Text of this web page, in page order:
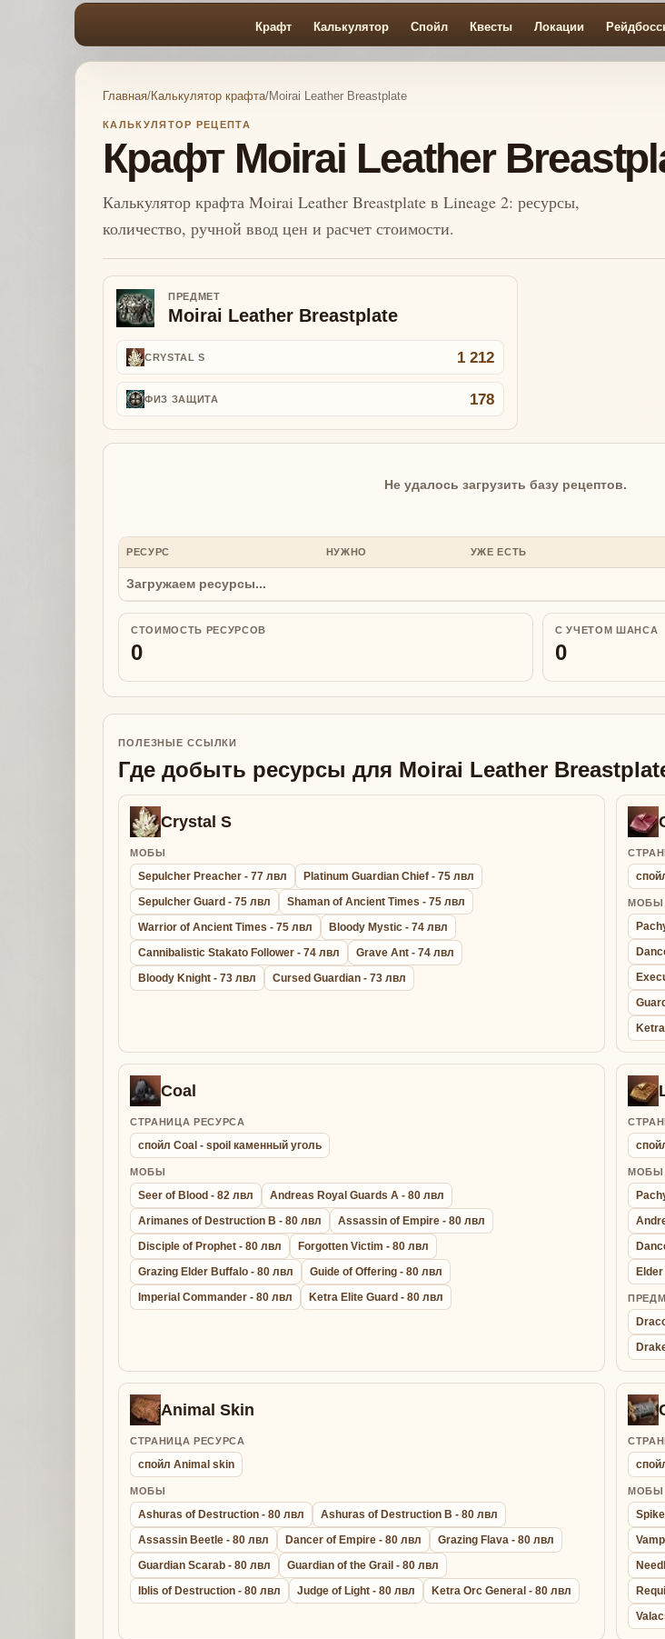
Крафт Калькулятор Спойл Квесты Локации
Главная/Калькулятор крафта/Moirai Leather Breastplate
КАЛЬКУЛЯТОР РЕЦЕПТА
Крафт Moirai Leather
Калькулятор крафта Moirai Leather Breastplate в Lineage 2: ресурсы,
количество, ручной ввод цен и расчет стоимости.
ПРЕДМЕТ
Moirai Leather Breastplate
CRYSTAL S 1 212
ФИЗ ЗАЩИТА 178
Не удалось загрузить базу рецептов.
РЕСУРС НУЖНО УЖЕ ЕСТЬ
Загружаем ресурсы...
СТОИМОСТЬ РЕСУРСОВ
0
С УЧЕТОМ ШАНСА
0
ПОЛЕЗНЫЕ ССЫЛКИ
Где добыть ресурсы для Moirai Leather
Crystal S
МОБЫ
Sepulcher Preacher - 77 лвл
Platinum Guardian Chief - 75 лвл
Sepulcher Guard - 75 лвл
Shaman of Ancient Times - 75 лвл
Warrior of Ancient Times - 75 лвл
Bloody Mystic - 74 лвл
Cannibalistic Stakato Follower - 74 лвл
Grave Ant - 74 лвл
Bloody Knight - 73 лвл
Cursed Guardian - 73 лвл
МОБЫ
Coal
СТРАНИЦА РЕСУРСА
спойл Coal - spoil каменный уголь
МОБЫ
Seer of Blood - 82 лвл
Andreas Royal Guards A - 80 лвл
Arimanes of Destruction B - 80 лвл
Assassin of Empire - 80 лвл
Disciple of Prophet - 80 лвл
Forgotten Victim - 80 лвл
Grazing Elder Buffalo - 80 лвл
Guide of Offering - 80 лвл
Imperial Commander - 80 лвл
Ketra Elite Guard - 80 лвл
МОБЫ
Animal Skin
СТРАНИЦА РЕСУРСА
спойл Animal skin
МОБЫ
Ashuras of Destruction - 80 лвл
Ashuras of Destruction B - 80 лвл
Assassin Beetle - 80 лвл
Dancer of Empire - 80 лвл
Grazing Flava - 80 лвл
Guardian Scarab - 80 лвл
Guardian of the Grail - 80 лвл
Iblis of Destruction - 80 лвл
Judge of Light - 80 лвл Ketra Orc General - 80 лвл
МОБЫ